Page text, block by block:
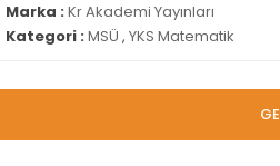
Marka :Kr Akademi Yayınları
Kategori :MSÜ , YKS Matematik